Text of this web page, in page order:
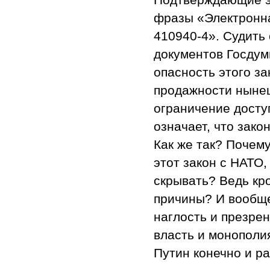
фразы
410940-4». Судить
документов
опасность этого
продажности
ограничение
означает, что
Как же так?
этот закон с НАТО,
скрывать? Ведь
причины? И
наглость и
власть и
Путин конечно и